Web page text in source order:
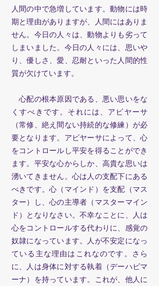
人間の中で急増しています。動物には時
期と理由がありますが、人間にはありま
せん。今日の人々は、動物よりも劣って
しまいました。今日の人々には、思いや
り、優しさ、愛、忍耐といった人間的性
質が欠けています。
心配の根本原因である、悪い思いをな
くすべきです。それには、アビヤーサ
（常修、絶え間ない持続的な修練）が必
要となります。アビヤーサによって、心
をコントロールし平安を得ることができ
ます。平安な心からしか、高貴な思いは
湧いてきません。心は人の支配下にある
べきです。心（マインド）を支配（マス
ター）し、心の主導者（マスターマイン
ド）となりなさい。不幸なことに、人は
心をコントロールする代わりに、感覚の
奴隷になっています。人が不安定になっ
ている主な理由はこれなのです。さら
に、人は身体に対する執着（デーハビマ
ーナ）を持っています。これが、他人に